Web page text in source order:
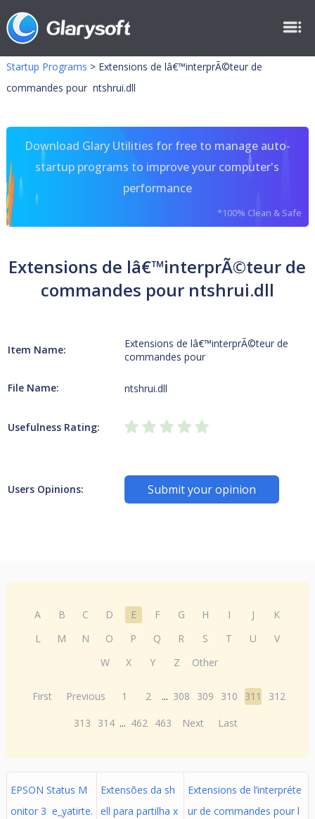
Startup Programs > Extensions de lâ€™interprÃ©teur de
commandes pour ntshrui.dll
Download Glary Utilities for free to manage auto-
startup programs to improve your computer's
performance
*100% Clean & Safe
Extensions de lâ€™interprÃ©teur de
commandes pour ntshrui.dll
Item Name:
Extensions de lâ€™interprÃ©teur de
commandes pour
File Name: ntshrui.dll
Usefulness Rating:
Users Opinions: Submit your opinion
A B C D E F G H I J
K
L
M N O P Q R S T U
V
W
X Y Z Other
First Previous 1 2 ... 308 309 310 311
312
313
314 ... 462 463 Next Last
EPSON Status M
onitor 3 e_yatirte.
Extensões da sh
ell para partilha x
Extensions de l’interpréte
ur de commandes pour l